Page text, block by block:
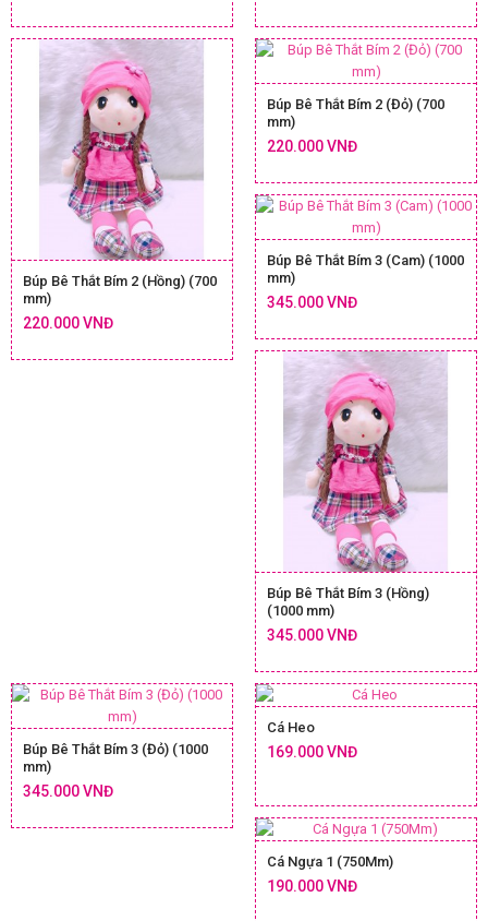
Búp Bê Thắt Bím 2 (Hồng) (700
mm)
220.000 VNĐ
Búp Bê Thắt Bím 2 (Đỏ) (700
mm)
220.000 VNĐ
Búp Bê Thắt Bím 3 (Cam) (1000
mm)
345.000 VNĐ
Búp Bê Thắt Bím 3 (Hồng)
(1000 mm)
345.000 VNĐ
Búp Bê Thắt Bím 3 (Đỏ) (1000
mm)
345.000 VNĐ
Cá Heo
169.000 VNĐ
Cá Ngựa 1 (750Mm)
190.000 VNĐ